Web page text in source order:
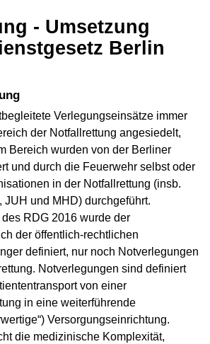
Berlin
Verlegungseinsätze immer
der Notfallrettung angesiedelt,
Bereich wurden von der Berliner
und durch die Feuerwehr selbst oder
in der Notfallrettung (insb.
JUH und MHD) durchgeführt.
RDG 2016 wurde der
der öffentlich-rechtlichen
definiert, nur noch Notverlegungen
Notverlegungen sind definiert
von einer
in eine weiterführende
Versorgungseinrichtung.
die medizinische Komplexität,